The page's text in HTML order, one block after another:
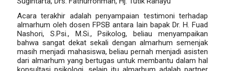
Acara terakhir adalah penyampaian testimoni terhadap
almarhum oleh dosen FPSB antara lain bapak Dr. H. Fuad
Nashori, S.Psi., M.Si., Psikolog, beliau menyampaikan
bahwa sangat dekat sekali dengan almarhum semenjak
masih menjadi mahasiswa, beliau pernah menjadi asisten
dari almarhum yang bertugas untuk membantu dalam hal